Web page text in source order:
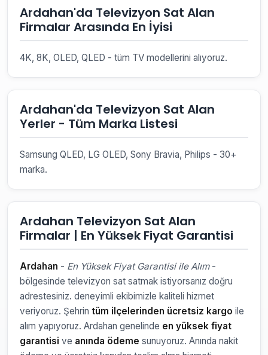
Ardahan'da Televizyon Sat Alan
Firmalar Arasında En İyisi
4K, 8K, OLED, QLED - tüm TV modellerini alıyoruz.
Ardahan'da Televizyon Sat Alan
Yerler - Tüm Marka Listesi
Samsung QLED, LG OLED, Sony Bravia, Philips - 30+
marka.
Ardahan Televizyon Sat Alan
Firmalar | En Yüksek Fiyat Garantisi
Ardahan - En Yüksek Fiyat Garantisi ile Alım-
bölgesinde televizyon sat satmak istiyorsanız doğru
adrestesiniz. deneyimli ekibimizle kaliteli hizmet
veriyoruz. Şehrin tüm ilçelerinden ücretsiz kargo ile
alım yapıyoruz. Ardahan genelinde en yüksek fiyat
garantisi ve anında ödeme sunuyoruz. Anında nakit